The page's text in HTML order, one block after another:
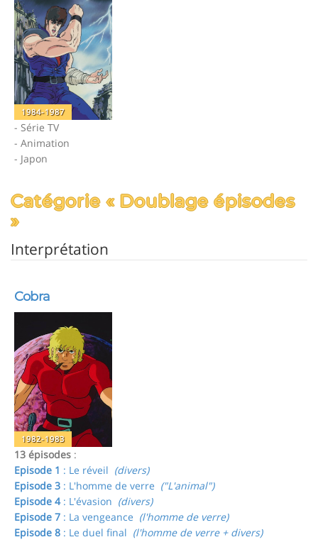
1984-1987
- Série TV
- Animation
- Japon
Catégorie « Doublage épisodes
»
Interprétation
Cobra
1982-1983
13 épisodes :
Episode 1 : Le réveil (divers)
Episode 3 : L'homme de verre ("L'animal")
Episode 4: L'évasion (divers)
Episode 7 : La vengeance (l'homme de verre)
Episode 8 : Le duel final (l'homme de verre + divers)